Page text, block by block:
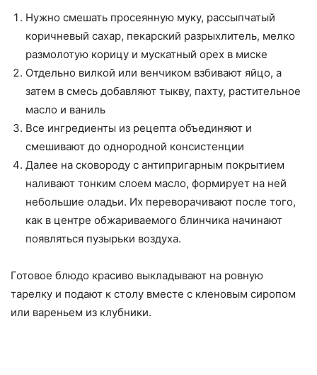
Нужно смешать просеянную муку, рассыпчатый
коричневый сахар, пекарский разрыхлитель, мелко
размолотую корицу и мускатный орех в миске
Отдельно вилкой или венчиком взбивают яйцо, а
затем в смесь добавляют тыкву, пахту, растительное
масло и ваниль
Все ингредиенты из рецепта объединяют и
смешивают до однородной консистенции
Далее на сковороду с антипригарным покрытием
наливают тонким слоем масло, формирует на ней
небольшие оладьи. Их переворачивают после того,
как в центре обжариваемого блинчика начинают
появляться пузырьки воздуха.
Готовое блюдо красиво выкладывают на ровную
тарелку и подают к столу вместе с кленовым сиропом
или вареньем из клубники.